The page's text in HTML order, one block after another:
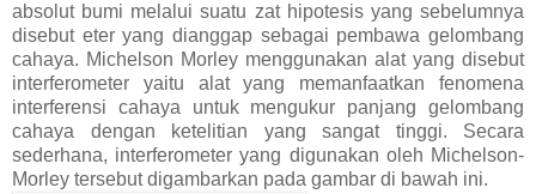
absolut bumi melalui suatu zat hipotesis yang sebelumnya
disebut eter yang dianggap sebagai pembawa gelombang
cahaya. Michelson Morley menggunakan alat yang disebut
interferometer yaitu alat yang memanfaatkan fenomena
interferensi cahaya untuk mengukur panjang gelombang
cahaya dengan ketelitian yang sangat tinggi. Secara
sederhana, interferometer yang digunakan oleh Michelson-
Morley tersebut digambarkan pada gambar di bawah ini.